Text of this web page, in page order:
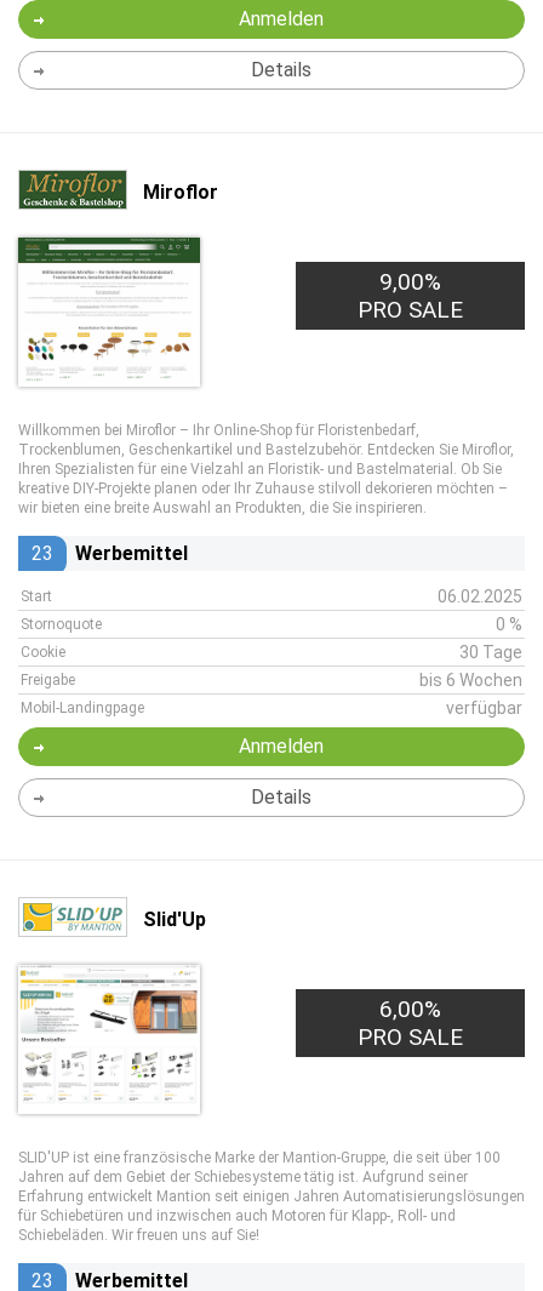
Anmelden
Details
Miroflor
9,00%
PRO SALE
Willkommen bei Miroflor – Ihr Online-Shop für Floristenbedarf,
Trockenblumen, Geschenkartikel und Bastelzubehör. Entdecken Sie Miroflor,
Ihren Spezialisten für eine Vielzahl an Floristik- und Bastelmaterial. Ob Sie
kreative DIY-Projekte planen oder Ihr Zuhause stilvoll dekorieren möchten –
wir bieten eine breite Auswahl an Produkten, die Sie inspirieren.
23 Werbemittel
Start 06.02.2025
Stornoquote 0 %
Cookie 30 Tage
Freigabe bis 6 Wochen
Mobil-Landingpage verfügbar
Anmelden
Details
Slid'Up
6,00%
PRO SALE
SLID'UP ist eine französische Marke der Mantion-Gruppe, die seit über 100
Jahren auf dem Gebiet der Schiebesysteme tätig ist. Aufgrund seiner
Erfahrung entwickelt Mantion seit einigen Jahren Automatisierungslösungen
für Schiebetüren und inzwischen auch Motoren für Klapp-, Roll- und
Schiebeläden. Wir freuen uns auf Sie!
23 Werbemittel